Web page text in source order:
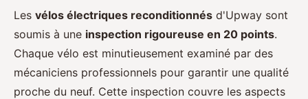
Les vélos électriques reconditionnés d'Upway sont
soumis à une inspection rigoureuse en 20 points.
Chaque vélo est minutieusement examiné par des
mécaniciens professionnels pour garantir une qualité
proche du neuf. Cette inspection couvre les aspects